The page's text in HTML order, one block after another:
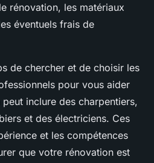
rénovation, les matériaux
éventuels frais de
de chercher et de choisir les
pour vous aider
inclure des charpentiers,
et des électriciens. Ces
et les compétences
que votre rénovation est